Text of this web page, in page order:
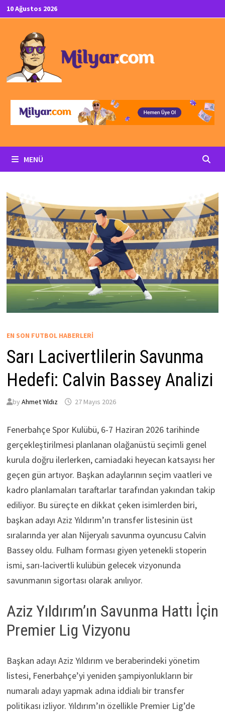
İçeriğe
geç
10 Ağustos 2026
MENÜ
EN SON FUTBOL HABERLERI
Sarı Lacivertlilerin Savunma
Hedefi: Calvin Bassey Analizi
by Ahmet Yıldız 27 Mayıs 2026
Fenerbahçe Spor Kulübü, 6-7 Haziran 2026 tarihinde
gerçekleştirilmesi planlanan olağanüstü seçimli genel
kurula doğru ilerlerken, camiadaki heyecan katsayısı her
geçen gün artıyor. Başkan adaylarının seçim vaatleri ve
kadro planlamaları taraftarlar tarafından yakından takip
ediliyor. Bu süreçte en dikkat çeken isimlerden biri,
başkan adayı Aziz Yıldırım’ın transfer listesinin üst
sıralarında yer alan Nijeryalı savunma oyuncusu Calvin
Bassey oldu. Fulham forması giyen yetenekli stoperin
ismi, sarı-lacivertli kulübün gelecek vizyonunda
savunmanın sigortası olarak anılıyor.
Aziz Yıldırım’ın Savunma Hattı İçin
Premier Lig Vizyonu
Başkan adayı Aziz Yıldırım ve beraberindeki yönetim
listesi, Fenerbahçe’yi yeniden şampiyonlukların bir
numaralı adayı yapmak adına iddialı bir transfer
politikası izliyor. Yıldırım’ın özellikle Premier Lig’de